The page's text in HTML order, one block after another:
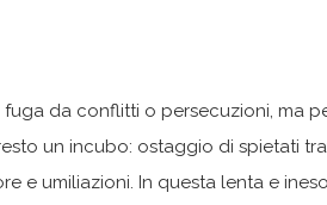
da conflitti o persecuzioni, ma
un incubo: ostaggio di spietati
e umiliazioni. In questa lenta e